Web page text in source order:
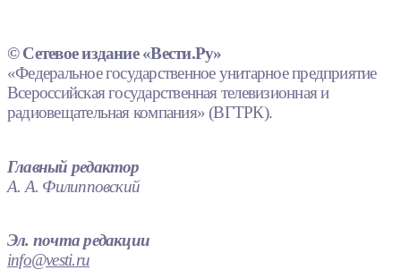
© Сетевое издание «Вести.Ру»
«Федеральное государственное унитарное предприятие
Всероссийская государственная телевизионная и
радиовещательная компания» (ВГТРК).
Главный редактор
А. А. Филипповский
Эл. почта редакции
info@vesti.ru